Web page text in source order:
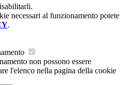
necessari al funzionamento potete
.
non possono essere
l'elenco nella pagina della cookie